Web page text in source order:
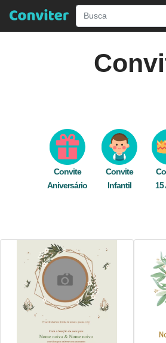
pode editar
computador. Envie
Convite
Aniversário
Convite
Infantil
15